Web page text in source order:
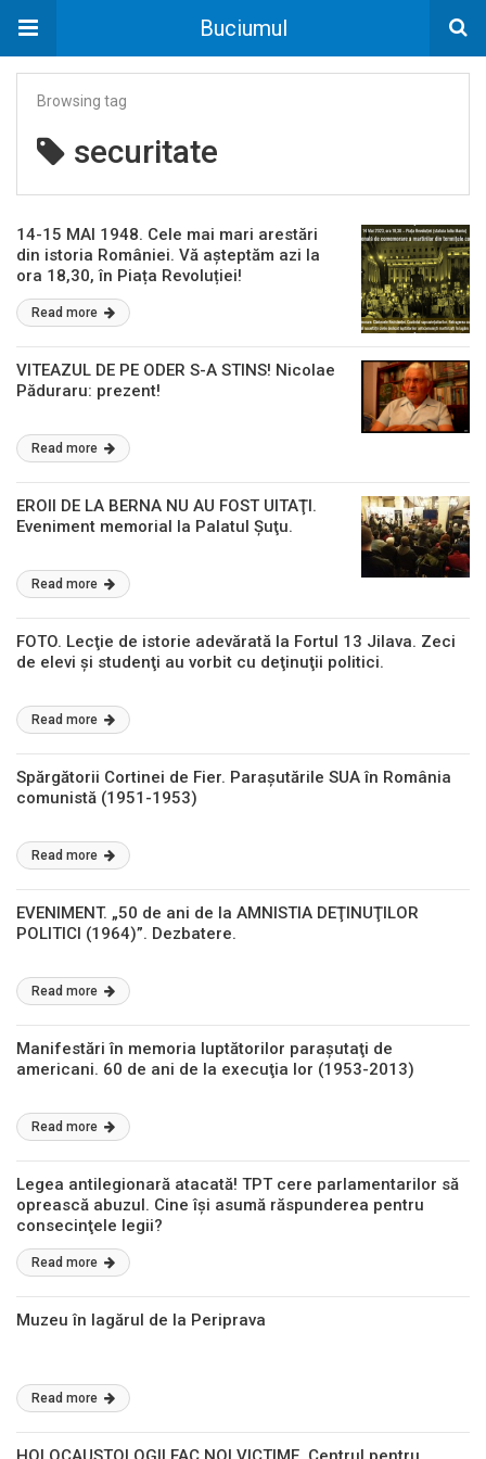
Buciumul
Browsing tag
securitate
14-15 MAI 1948. Cele mai mari arestări
din istoria României. Vă așteptăm azi la
ora 18,30, în Piața Revoluției!
Read more
VITEAZUL DE PE ODER S-A STINS! Nicolae
Păduraru: prezent!
Read more
EROII DE LA BERNA NU AU FOST UITAŢI.
Eveniment memorial la Palatul Şuţu.
Read more
FOTO. Lecţie de istorie adevărată la Fortul 13 Jilava. Zeci
de elevi şi studenţi au vorbit cu deţinuţii politici.
Read more
Spărgătorii Cortinei de Fier. Paraşutările SUA în România
comunistă (1951-1953)
Read more
EVENIMENT. „50 de ani de la AMNISTIA DEŢINUŢILOR
POLITICI (1964)”. Dezbatere.
Read more
Manifestări în memoria luptătorilor paraşutaţi de
americani. 60 de ani de la execuţia lor (1953-2013)
Read more
Legea antilegionară atacată! TPT cere parlamentarilor să
oprească abuzul. Cine îşi asumă răspunderea pentru
consecinţele legii?
Read more
Muzeu în lagărul de la Periprava
Read more